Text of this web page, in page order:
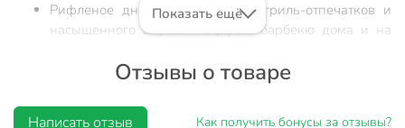
Рифленое дно для идеальных гриль-отпечатков и
насыщенного вкуса — эффект барбекю дома и на
Толстое дно 6 мм и литой алюминий — равномерный
службы до 36 месяцев
Показать ещё
Отзывы о товаре
Написать отзыв Как получить бонусы за отзывы?